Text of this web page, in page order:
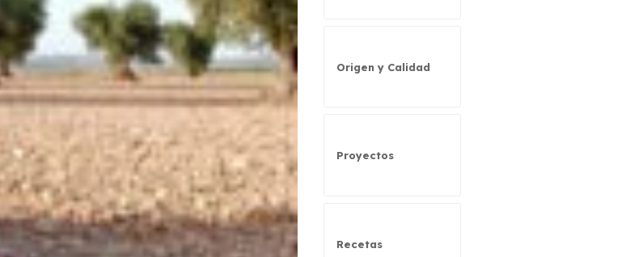
Origen y Calidad
Proyectos
Recetas